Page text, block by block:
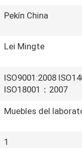
Pekín China
Lei Mingte
ISO9001:2008
ISO18001：2007
Muebles del
1